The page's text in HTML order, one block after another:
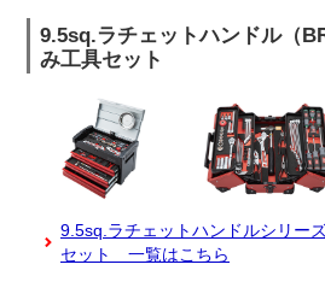
9.5sq.ラチェットハンドル（
み工具セット
9.5sq.ラチェットハンドルシリー
セット 一覧はこちら